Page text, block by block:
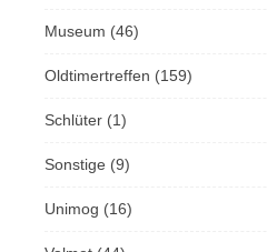
Museum (46)
Oldtimertreffen (159)
Schlüter (1)
Sonstige (9)
Unimog (16)